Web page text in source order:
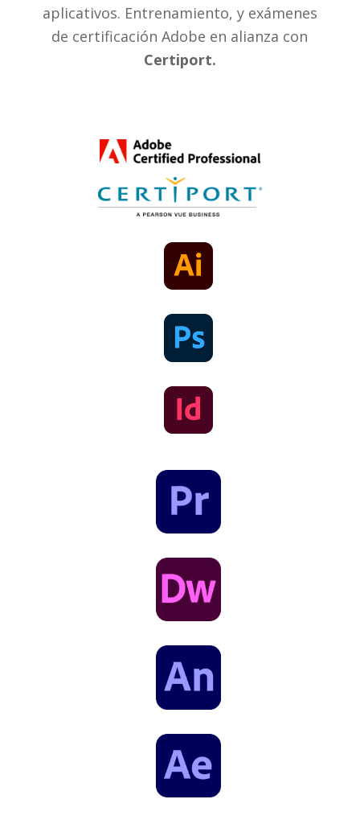
aplicativos. Entrenamiento, y exámenes
de certificación Adobe en alianza con
Certiport.